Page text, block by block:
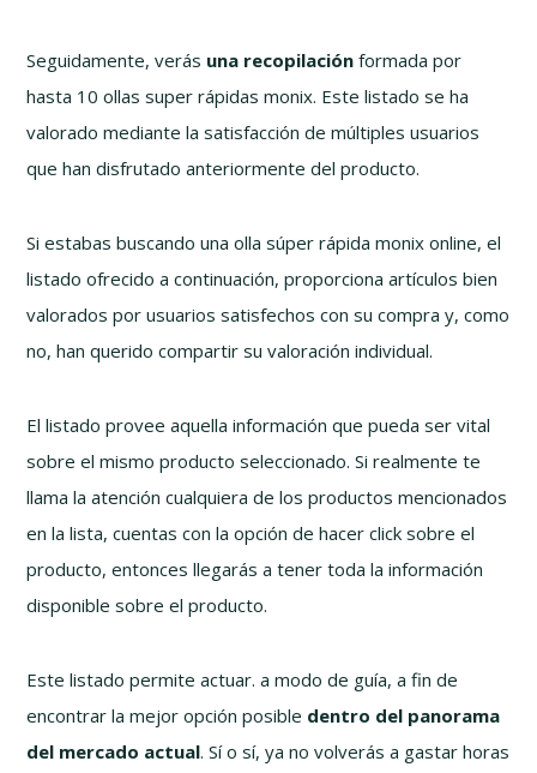
Seguidamente, verás una recopilación formada por
hasta 10 ollas super rápidas monix. Este listado se ha
valorado mediante la satisfacción de múltiples usuarios
que han disfrutado anteriormente del producto.
Si estabas buscando una olla súper rápida monix online, el
listado ofrecido a continuación, proporciona artículos bien
valorados por usuarios satisfechos con su compra y, como
no, han querido compartir su valoración individual.
El listado provee aquella información que pueda ser vital
sobre el mismo producto seleccionado. Si realmente te
llama la atención cualquiera de los productos mencionados
en la lista, cuentas con la opción de hacer click sobre el
producto, entonces llegarás a tener toda la información
disponible sobre el producto.
Este listado permite actuar. a modo de guía, a fin de
encontrar la mejor opción posible dentro del panorama
del mercado actual. Sí o sí, ya no volverás a gastar horas